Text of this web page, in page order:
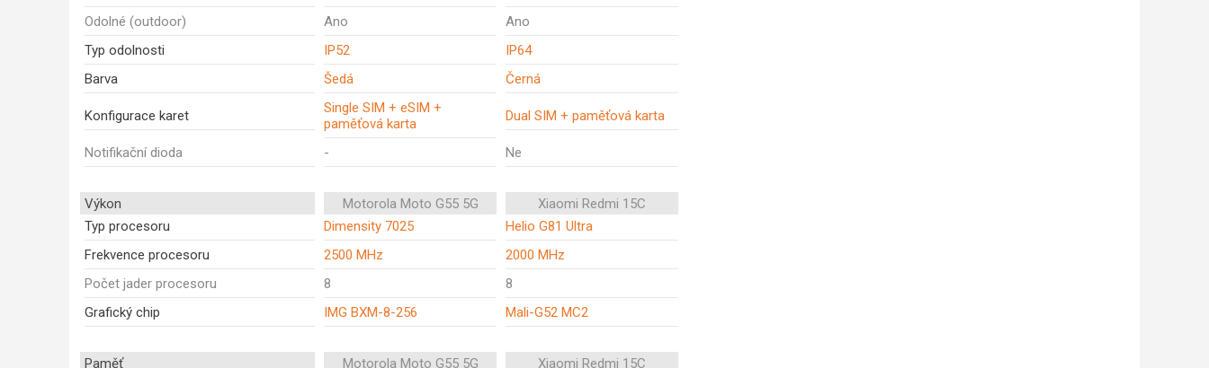
Odolné (outdoor)
Ano
Ano
Typ odolnosti
IP52
IP64
Barva
Šedá Černá
Konfigurace karet
Single SIM + eSIM +
paměťová karta
Dual SIM + paměťová karta
Notifikační dioda - Ne
Výkon Motorola Moto G55 5G
Xiaomi Redmi 15C
Typ procesoru
Dimensity 7025
Helio G81 Ultra
Frekvence procesoru
2500 MHz
2000 MHz
Počet jader procesoru
8
8
Grafický chip
IMG BXM-8-256 Mali-G52 MC2
Paměť Motorola Moto G55 5G
Xiaomi Redmi 15C